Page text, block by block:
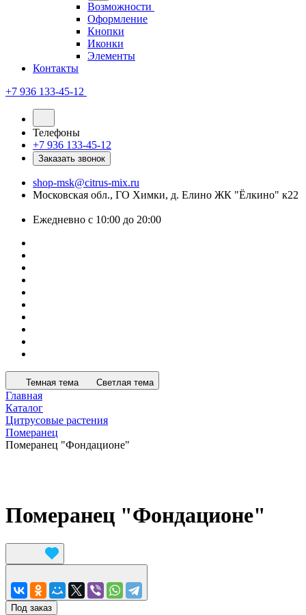
Возможности
Оформление
Кнопки
Иконки
Элементы
Контакты
+7 936 133-45-12
Телефоны
+7 936 133-45-12
Заказать звонок
shop-msk@citrus-mix.ru
Московская обл., ГО Химки, д. Елино ЖК "Ёлкино" к22
Ежедневно с 10:00 до 20:00
Темная тема Светлая тема
Главная
Каталог
Цитрусовые растения
Померанец
Померанец "Фондационе"
Померанец "Фондационе"
Под заказ